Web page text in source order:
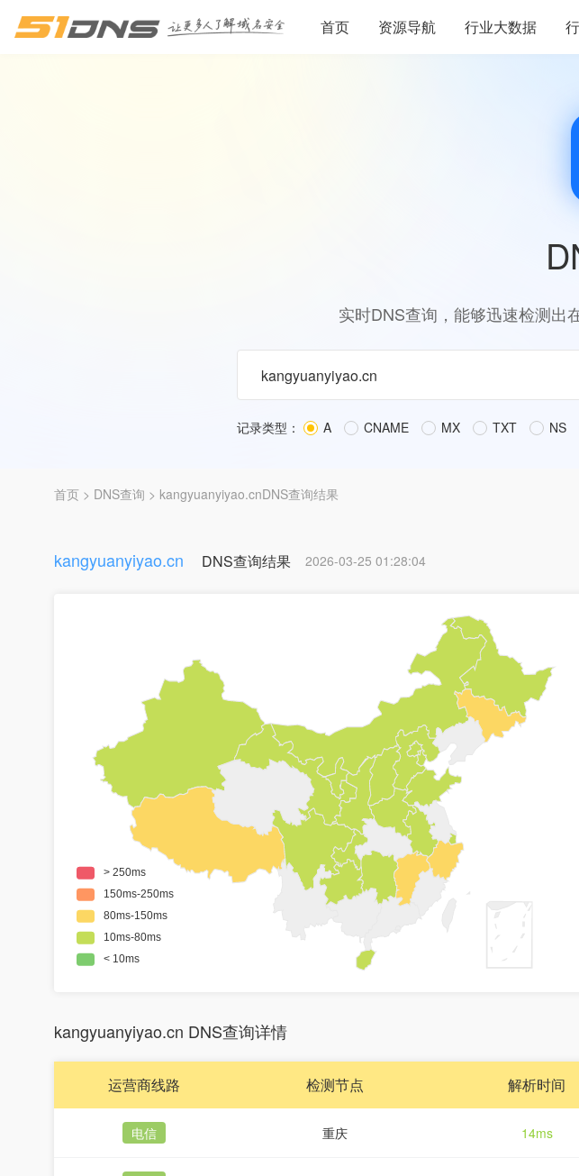
首页 资源导航 行业大数据
实时DNS查询，能够迅速检测出
记录类型： A CNAME MX TXT NS
首页 > DNS查询 > kangyuanyiyao.cnDNS查询结果
kangyuanyiyao.cn DNS查询结果 2026-03-25 01:28:04
kangyuanyiyao.cn DNS查询详情
运营商线路 检测节点 解析时间
电信 重庆 14ms